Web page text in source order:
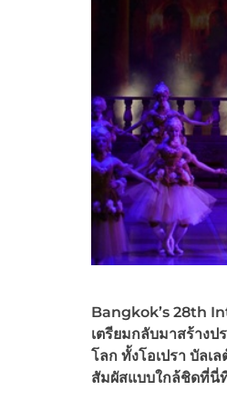
Bangkok’s 28th
เตรียมกลับมาสร้าง
โลก ทั้งโอเปรา บัลเ
สัมผัสแบบใกล้ชิดที่นี่